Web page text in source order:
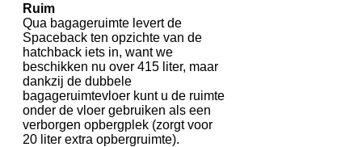
Ruim
Qua bagageruimte levert de
Spaceback ten opzichte van de
hatchback iets in, want we
beschikken nu over 415 liter, maar
dankzij de dubbele
bagageruimtevloer kunt u de ruimte
onder de vloer gebruiken als een
verborgen opbergplek (zorgt voor
20 liter extra opbergruimte).